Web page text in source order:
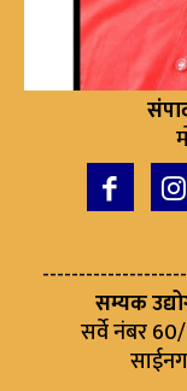
सम्यक
सर्वे नंबर